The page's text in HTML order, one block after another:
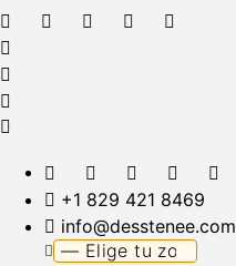
+1 829 421 8469
info@desstenee.com